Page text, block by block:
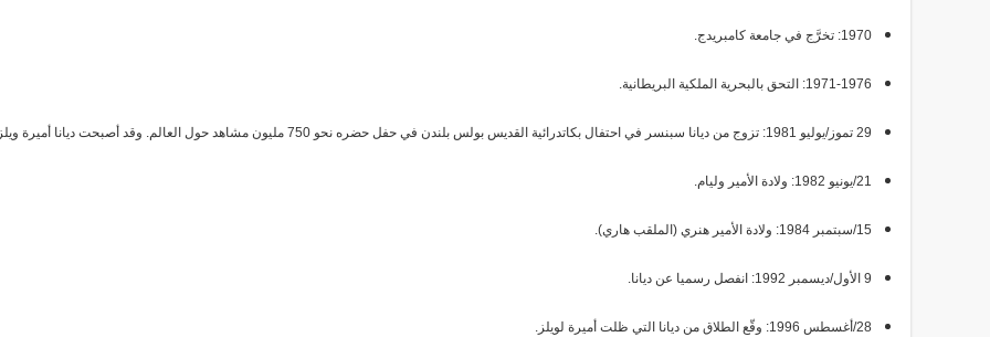
1970: تخرَّج في جامعة كامبريدج.
1971-1976: التحق بالبحرية الملكية البريطانية.
29 تموز/يوليو 1981: تزوج من ديانا سبنسر في احتفال بكاتدرائية القديس بولس بلندن في حفل حضره نحو 750 مليون مشاهد حول العالم. وقد أصبحت ديانا أميرة ويلز.
21/يونيو 1982: ولادة الأمير وليام.
15/سبتمبر 1984: ولادة الأمير هنري (الملقب هاري).
9 الأول/ديسمبر 1992: انفصل رسميا عن ديانا.
28/أغسطس 1996: وقّع الطلاق من ديانا التي ظلت أميرة لويلز.